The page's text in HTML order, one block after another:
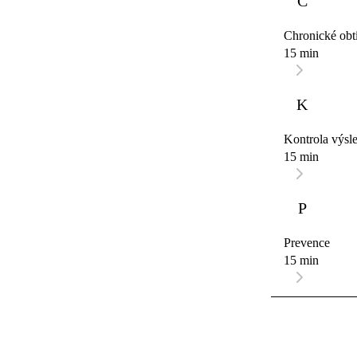
Chronické
15 min
K
Kontrola
15 min
P
Prevence
15 min